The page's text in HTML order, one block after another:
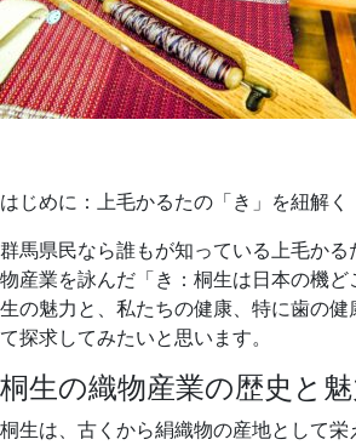
はじめに：上毛かるたの「き」を紐解く
群馬県民なら誰もが知っている上毛か
物産業を詠んだ「き：桐生は日本の機
生の魅力と、私たちの健康、特に歯の
て探求してみたいと思います。
桐生の織物産業の歴史と魅
桐生は、古くから絹織物の産地として